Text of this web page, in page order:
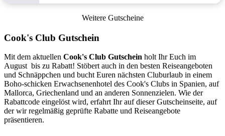
Weitere Gutscheine
Cook's Club Gutschein
Mit dem aktuellen Cook's Club Gutschein holt Ihr Euch im
August bis zu Rabatt! Stöbert auch in den besten Reiseangeboten
und Schnäppchen und bucht Euren nächsten Cluburlaub in einem
Boho-schicken Erwachsenenhotel des Cook's Clubs in Spanien, auf
Mallorca, Griechenland und an anderen Sonnenzielen. Wie der
Rabattcode eingelöst wird, erfahrt Ihr auf dieser Gutscheinseite, auf
der wir regelmäßig geprüfte Rabatte und Reiseangebote
präsentieren.